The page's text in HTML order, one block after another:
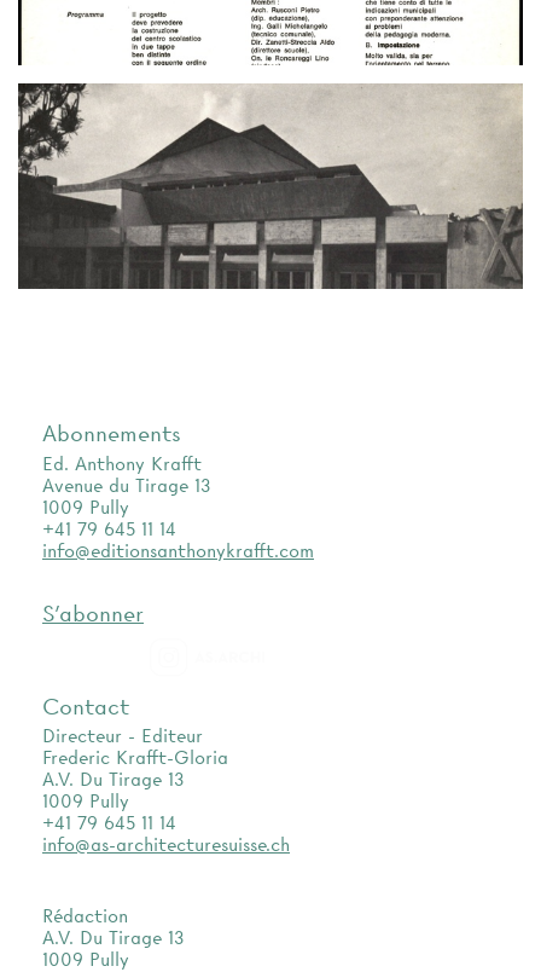
Abonnements
Ed. Anthony Krafft
Avenue du Tirage 13
1009 Pully
+41 79 645 11 14
info@editionsanthonykrafft.com
S'abonner
Contact
Directeur - Editeur
Frederic Krafft-Gloria
A.V. Du Tirage 13
1009 Pully
+41 79 645 11 14
info@as-architecturesuisse.ch
Rédaction
A.V. Du Tirage 13
1009 Pully